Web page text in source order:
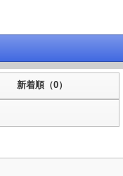
新着順（0）